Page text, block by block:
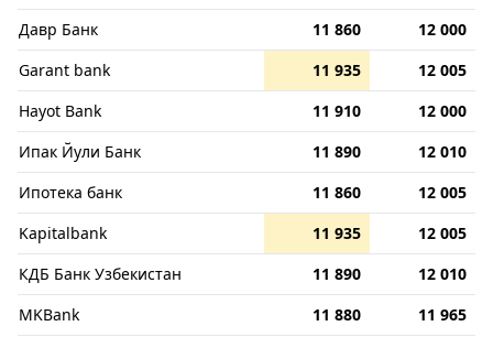
Давр Банк
11 860
12 000
Garant bank
11 935
12 005
Hayot Bank
11 910
12 000
Ипак Йули Банк
11 890
12 010
Ипотека банк
11 860
12 005
Kapitalbank
11 935
12 005
КДБ Банк Узбекистан
11 890
12 010
MKBank
11 880
11 965